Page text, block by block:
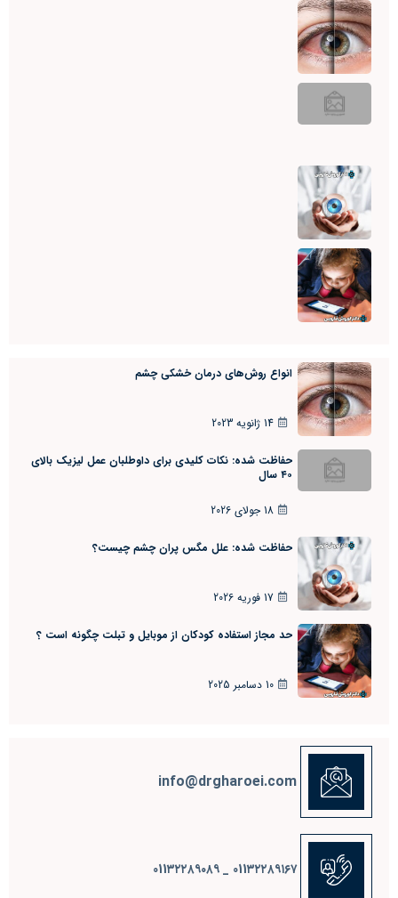
انواع روش‌های درمان خشکی چشم
14 ژانویه 2023
حفاظت شده: نکات کلیدی برای داوطلبان عمل لیزیک بالای
۴۰ سال
18 جولای 2026
حفاظت شده: علل مگس پران چشم چیست؟
17 فوریه 2026
حد مجاز استفاده کودکان از موبایل و تبلت چگونه است ؟
10 دسامبر 2025
info@drgharoei.com
011٣٢٢٨٩١٦٧ _ 011٣٢٢٨٩٠٨٩